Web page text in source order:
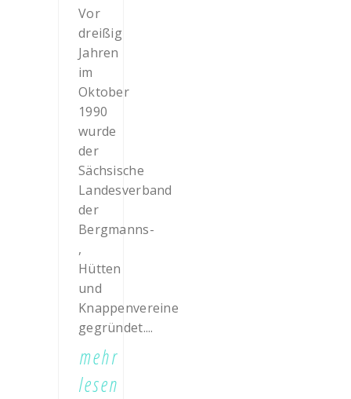
Vor
dreißig
Jahren
im
Oktober
1990
wurde
der
Sächsische
Landesverband
der
Bergmanns-
,
Hütten
und
Knappenvereine
gegründet....
mehr
lesen